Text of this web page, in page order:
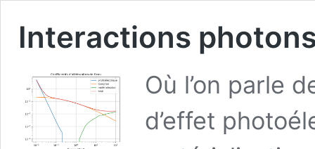
Interactions
Où l’on parle
d’effet